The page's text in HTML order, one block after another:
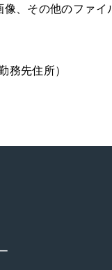
、その他のファ
先住所）